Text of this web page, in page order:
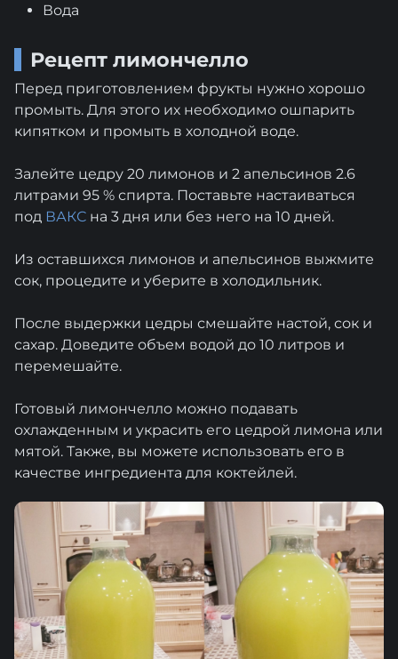
Вода
Рецепт лимончелло
Перед приготовлением фрукты нужно хорошо
промыть. Для этого их необходимо ошпарить
кипятком и промыть в холодной воде.
Залейте цедру 20 лимонов и 2 апельсинов 2.6
литрами 95 % спирта. Поставьте настаиваться
под ВАКС на 3 дня или без него на 10 дней.
Из оставшихся лимонов и апельсинов выжмите
сок, процедите и уберите в холодильник.
После выдержки цедры смешайте настой, сок и
сахар. Доведите объем водой до 10 литров и
перемешайте.
Готовый лимончелло можно подавать
охлажденным и украсить его цедрой лимона или
мятой. Также, вы можете использовать его в
качестве ингредиента для коктейлей.